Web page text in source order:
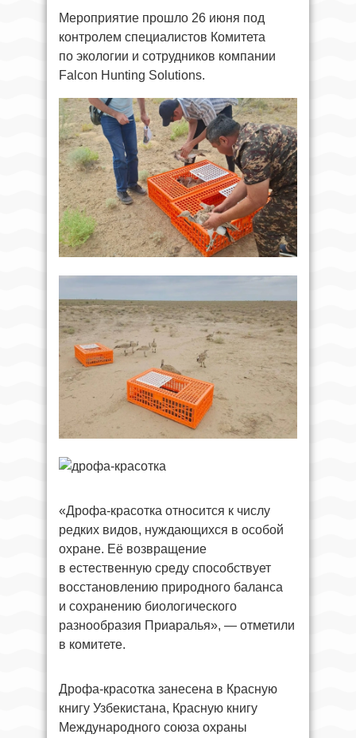
Мероприятие прошло 26 июня под
контролем специалистов Комитета
по экологии и сотрудников компании
Falcon Hunting Solutions.
«Дрофа-красотка относится к числу
редких видов, нуждающихся в особой
охране. Её возвращение
в естественную среду способствует
восстановлению природного баланса
и сохранению биологического
разнообразия Приаралья», — отметили
в комитете.
Дрофа-красотка занесена в Красную
книгу Узбекистана, Красную книгу
Международного союза охраны